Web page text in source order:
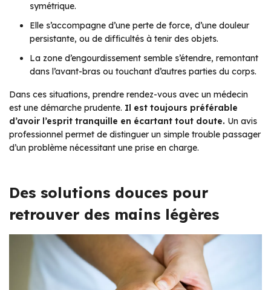
symétrique.
Elle s’accompagne d’une perte de force, d’une douleur
persistante, ou de difficultés à tenir des objets.
La zone d’engourdissement semble s’étendre, remontant
dans l’avant-bras ou touchant d’autres parties du corps.
Dans ces situations, prendre rendez-vous avec un médecin
est une démarche prudente. Il est toujours préférable
d’avoir l’esprit tranquille en écartant tout doute. Un avis
professionnel permet de distinguer un simple trouble passager
d’un problème nécessitant une prise en charge.
Des solutions douces pour
retrouver des mains légères